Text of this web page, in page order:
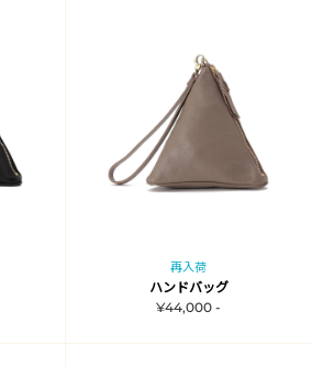
再入荷
ハンドバッグ
¥44,000 -